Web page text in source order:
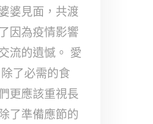
婆見面，共渡
因為疫情影響
流的遺憾。 愛
了必需的食
更應該重視長
了準備應節的